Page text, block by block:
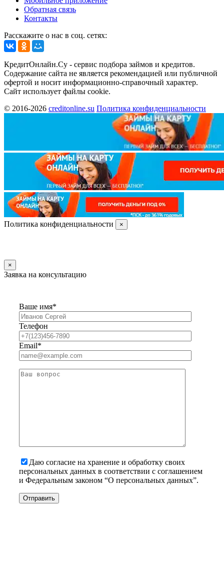
Обратная связь
Контакты
Расскажите о нас в соц. сетях:
КредитОнлайн.Су - сервис подбора займов и кредитов.
Содержание сайта не является рекомендацией или публичной
офертой и носит информационно-справочный характер.
Сайт использует файлы cookie.
© 2016-2026 creditonline.su Политика конфиденциальности
Политика конфиденциальности ×
×
Заявка на консультацию
Ваше имя*
Телефон
Email*
Даю согласие на хранение и обработку своих
персональных данных в соответствии с соглашением
и Федеральным законом “О персональных данных”.